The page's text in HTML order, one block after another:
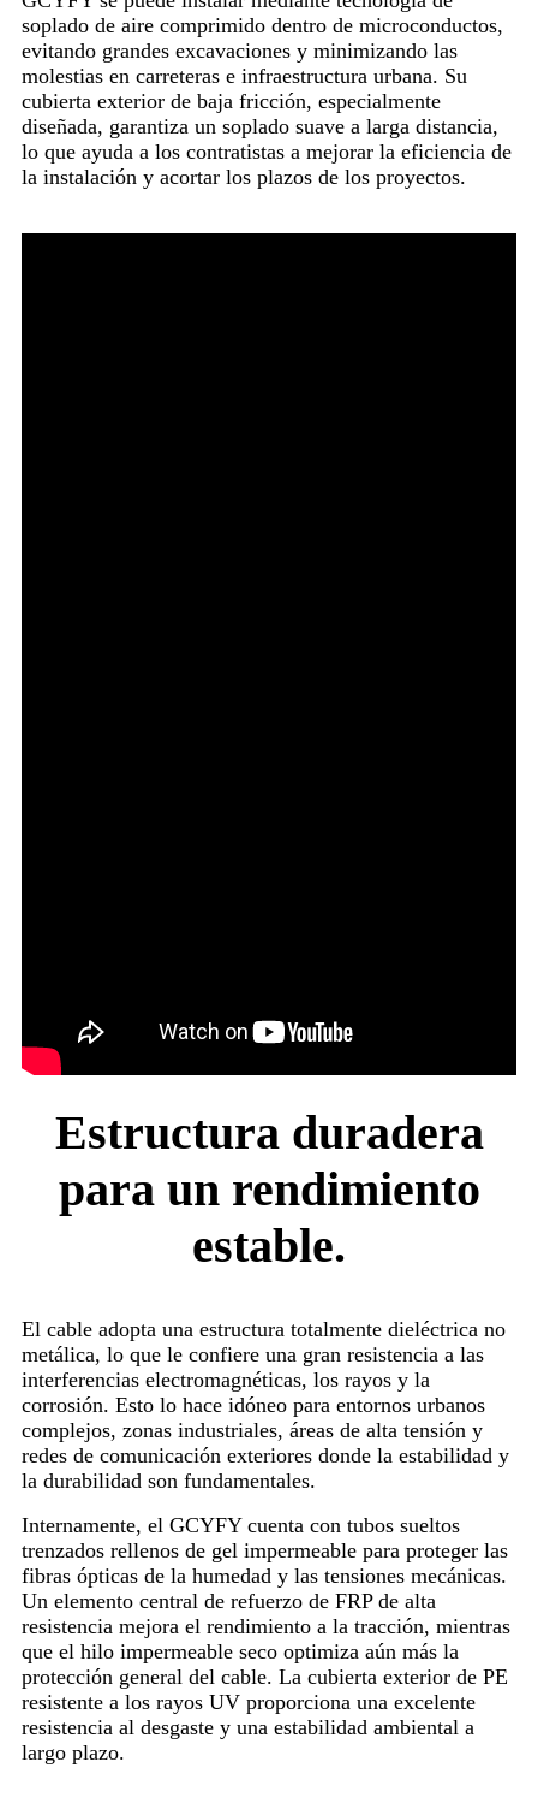
soplado de aire comprimido dentro de microconductos,
evitando grandes excavaciones y minimizando las
molestias en carreteras e infraestructura urbana. Su
cubierta exterior de baja fricción, especialmente
diseñada, garantiza un soplado suave a larga distancia,
lo que ayuda a los contratistas a mejorar la eficiencia de
la instalación y acortar los plazos de los proyectos.
Estructura duradera
para un rendimiento
estable.
El cable adopta una estructura totalmente dieléctrica no
metálica, lo que le confiere una gran resistencia a las
interferencias electromagnéticas, los rayos y la
corrosión. Esto lo hace idóneo para entornos urbanos
complejos, zonas industriales, áreas de alta tensión y
redes de comunicación exteriores donde la estabilidad y
la durabilidad son fundamentales.
Internamente, el GCYFY cuenta con tubos sueltos
trenzados rellenos de gel impermeable para proteger las
fibras ópticas de la humedad y las tensiones mecánicas.
Un elemento central de refuerzo de FRP de alta
resistencia mejora el rendimiento a la tracción, mientras
que el hilo impermeable seco optimiza aún más la
protección general del cable. La cubierta exterior de PE
resistente a los rayos UV proporciona una excelente
resistencia al desgaste y una estabilidad ambiental a
largo plazo.